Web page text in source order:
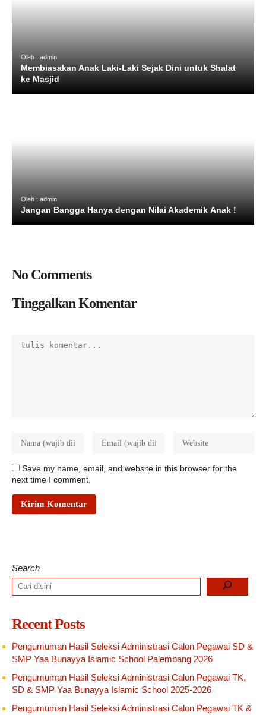
Oleh : admin
Membiasakan Anak Laki-Laki Sejak Dini untuk Shalat
ke Masjid
Oleh : admin
Jangan Bangga Hanya dengan Nilai Akademik Anak !
No Comments
Tinggalkan Komentar
Save my name, email, and website in this browser for the
next time I comment.
Search
Recent Posts
Pengumuman Hasil Seleksi Administrasi Calon Pegawai SD &
SMP Yaa Bunayya Islamic School Palembang 2026
Pengumuman Hasil Seleksi Administrasi Calon Pegawai TK,
SD & SMP Yaa Bunayya Islamic School 2025-2026
Pengumuman Hasil Seleksi Administrasi Calon Pegawai TK &